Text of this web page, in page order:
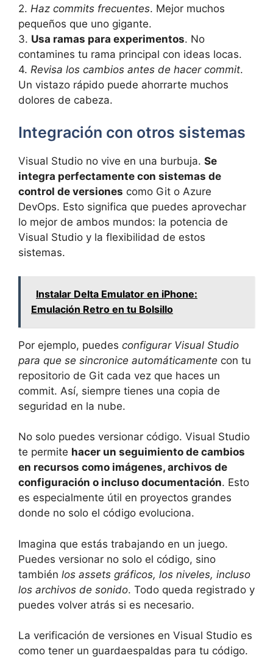
2. Haz commits frecuentes. Mejor muchos
pequeños que uno gigante.
3. Usa ramas para experimentos. No
contamines tu rama principal con ideas locas.
4. Revisa los cambios antes de hacer commit.
Un vistazo rápido puede ahorrarte muchos
dolores de cabeza.
Integración con otros sistemas
Visual Studio no vive en una burbuja. Se
integra perfectamente con sistemas de
control de versiones como Git o Azure
DevOps. Esto significa que puedes aprovechar
lo mejor de ambos mundos: la potencia de
Visual Studio y la flexibilidad de estos
sistemas.
Instalar Delta Emulator en iPhone:
Emulación Retro en tu Bolsillo
Por ejemplo, puedes configurar Visual Studio
para que se sincronice automáticamente con tu
repositorio de Git cada vez que haces un
commit. Así, siempre tienes una copia de
seguridad en la nube.
No solo puedes versionar código. Visual Studio
te permite hacer un seguimiento de cambios
en recursos como imágenes, archivos de
configuración o incluso documentación. Esto
es especialmente útil en proyectos grandes
donde no solo el código evoluciona.
Imagina que estás trabajando en un juego.
Puedes versionar no solo el código, sino
también los assets gráficos, los niveles, incluso
los archivos de sonido. Todo queda registrado y
puedes volver atrás si es necesario.
La verificación de versiones en Visual Studio es
como tener un guardaespaldas para tu código.